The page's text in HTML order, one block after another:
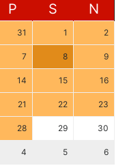
P S N
31 1 2
7 8 9
14 15 16
21 22 23
28 29 30
4 5 6